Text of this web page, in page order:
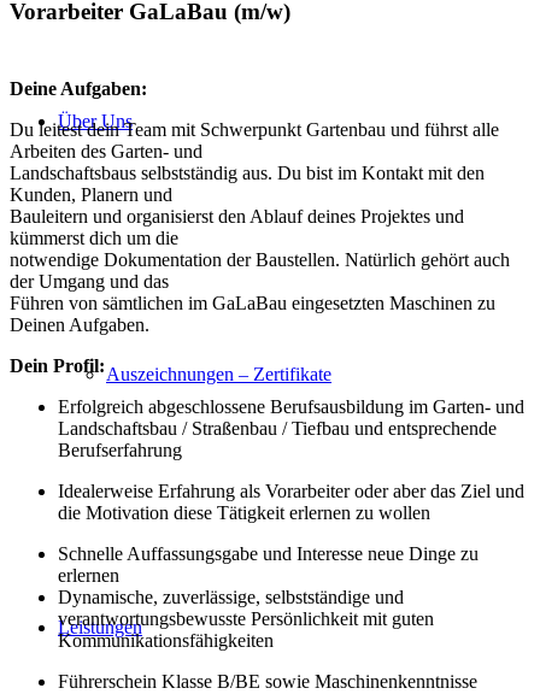
Über Uns
Auszeichnungen – Zertifikate
Leistungen
Vorarbeiter GaLaBau (m/w)
Deine Aufgaben:
Du leitest dein Team mit Schwerpunkt Gartenbau und führst alle
Arbeiten des Garten- und
Landschaftsbaus selbstständig aus. Du bist im Kontakt mit den
Kunden, Planern und
Bauleitern und organisierst den Ablauf deines Projektes und
kümmerst dich um die
notwendige Dokumentation der Baustellen. Natürlich gehört auch
der Umgang und das
Führen von sämtlichen im GaLaBau eingesetzten Maschinen zu
Deinen Aufgaben.
Dein Profil:
Erfolgreich abgeschlossene Berufsausbildung im Garten- und
Landschaftsbau / Straßenbau / Tiefbau und entsprechende
Berufserfahrung
Idealerweise Erfahrung als Vorarbeiter oder aber das Ziel und
die Motivation diese Tätigkeit erlernen zu wollen
Schnelle Auffassungsgabe und Interesse neue Dinge zu
erlernen
Dynamische, zuverlässige, selbstständige und
verantwortungsbewusste Persönlichkeit mit guten
Kommunikationsfähigkeiten
Führerschein Klasse B/BE sowie Maschinenkenntnisse